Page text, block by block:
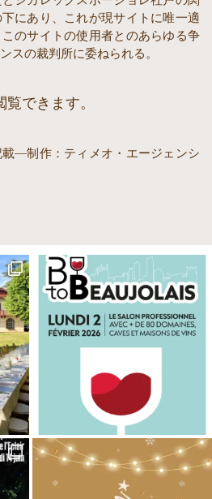
にあり、これが現サイトに唯一適
のサイトの使用者とのあらゆる争
スの裁判所に委ねられる。
できます。
—制作：ティメオ・エージェンシ